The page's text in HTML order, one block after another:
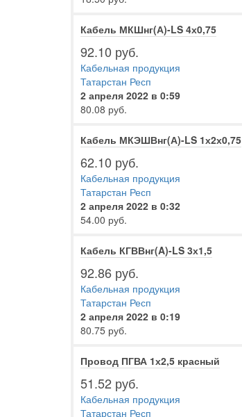
Кабель МКШнг(А)-LS 4х0,75
92.10 руб.
Кабельная продукция
Татарстан Респ
2 апреля 2022 в 0:59
80.08 руб.
Кабель МКЭШВнг(А)-LS 1х2х0,75
62.10 руб.
Кабельная продукция
Татарстан Респ
2 апреля 2022 в 0:32
54.00 руб.
Кабель КГВВнг(A)-LS 3х1,5
92.86 руб.
Кабельная продукция
Татарстан Респ
2 апреля 2022 в 0:19
80.75 руб.
Провод ПГВА 1х2,5 красный
51.52 руб.
Кабельная продукция
Татарстан Респ